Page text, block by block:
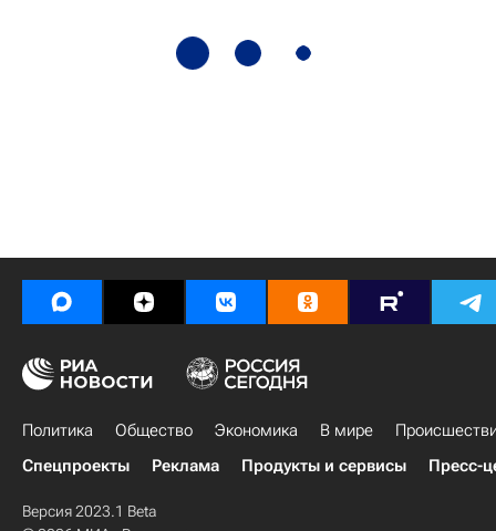
Политика Общество Экономика В мире
Спецпроекты
Реклама Продукты и сервисы Пресс-
Версия 2023.1 Beta